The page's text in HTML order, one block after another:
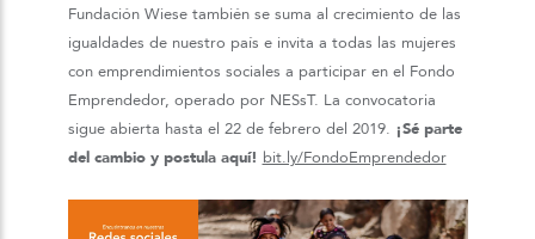
Fundación Wiese también se suma al crecimiento de las
igualdades de nuestro país e invita a todas las mujeres
con emprendimientos sociales a participar en el Fondo
Emprendedor, operado por NESsT. La convocatoria
sigue abierta hasta el 22 de febrero del 2019. ¡Sé parte
del cambio y postula aquí! bit.ly/FondoEmprendedor